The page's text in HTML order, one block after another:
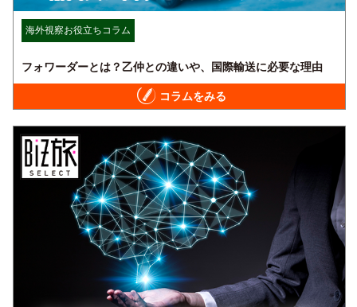
海外視察お役立ちコラム
フォワーダーとは？乙仲との違いや、国際輸送に必要な理由
コラムをみる